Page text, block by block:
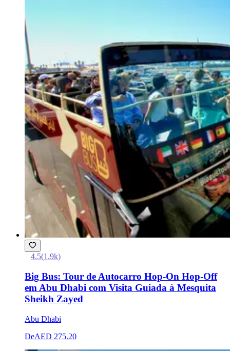
4.5(1.9k)
Big Bus: Tour de Autocarro Hop-On Hop-Off
em Abu Dhabi com Visita Guiada à Mesquita
Sheikh Zayed
Abu Dhabi
DeAED 275.20